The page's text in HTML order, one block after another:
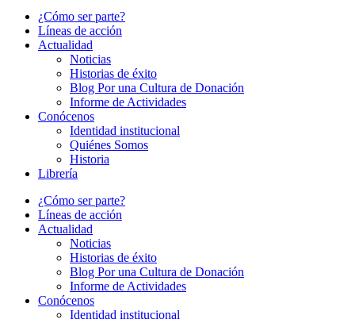
¿Cómo ser parte?
Líneas de acción
Actualidad
Noticias
Historias de éxito
Blog Por una Cultura de Donación
Informe de Actividades
Conócenos
Identidad institucional
Quiénes Somos
Historia
Librería
¿Cómo ser parte?
Líneas de acción
Actualidad
Noticias
Historias de éxito
Blog Por una Cultura de Donación
Informe de Actividades
Conócenos
Identidad institucional